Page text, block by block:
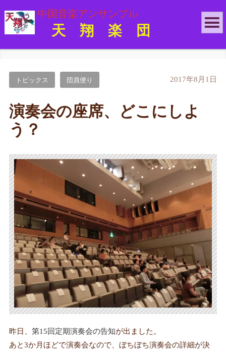
中国音楽アンサンブル
天 翔 楽 団
トピックス 団員便り 2017年8月1日
演奏会の座席、どこにしよ
う？
昨日、 第15回定期演奏会の告知が出ました。
あと3か月ほどで演奏会なので、ぼちぼち演奏会の詳細が決